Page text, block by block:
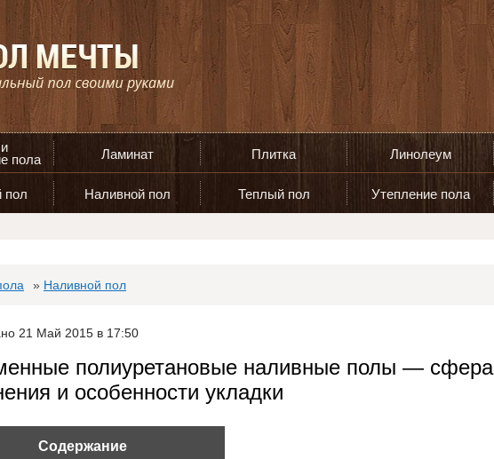
пола
Ламинат Плитка Линолеум
пол Наливной пол Теплый пол Утепление пола
» Наливной пол
21 Май 2015 в 17:50
полиуретановые наливные полы — сфера
и особенности укладки
Содержание